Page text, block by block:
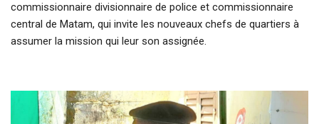
commissionnaire divisionnaire de police et commissionnaire
central de Matam, qui invite les nouveaux chefs de quartiers à
assumer la mission qui leur son assignée.